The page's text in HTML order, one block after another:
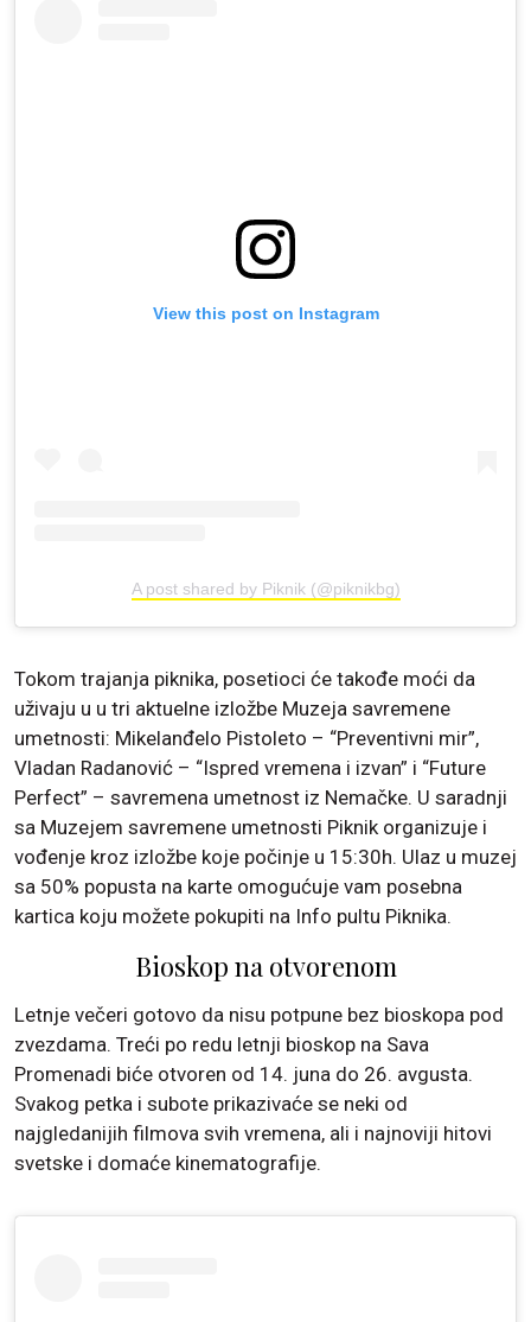
View this post on Instagram
A post shared by Piknik (@piknikbg)
Tokom trajanja piknika, posetioci će takođe moći da
uživaju u u tri aktuelne izložbe Muzeja savremene
umetnosti: Mikelanđelo Pistoleto – “Preventivni mir”,
Vladan Radanović – “Ispred vremena i izvan” i “Future
Perfect” – savremena umetnost iz Nemačke. U saradnji
sa Muzejem savremene umetnosti Piknik organizuje i
vođenje kroz izložbe koje počinje u 15:30h. Ulaz u muzej
sa 50% popusta na karte omogućuje vam posebna
kartica koju možete pokupiti na Info pultu Piknika.
Bioskop na otvorenom
Letnje večeri gotovo da nisu potpune bez bioskopa pod
zvezdama. Treći po redu letnji bioskop na Sava
Promenadi biće otvoren od 14. juna do 26. avgusta.
Svakog petka i subote prikazivaće se neki od
najgledanijih filmova svih vremena, ali i najnoviji hitovi
svetske i domaće kinematografije.